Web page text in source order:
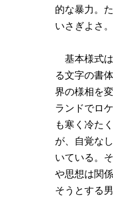
的な暴力。
いさぎよさ。
基本様式
る文字の書
界の様相を
ランドでロ
も寒く冷た
が、自覚な
いている。
や思想は関
そうとする